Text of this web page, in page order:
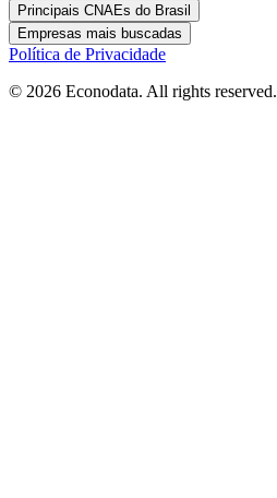
Principais CNAEs do Brasil
Empresas mais buscadas
Política de Privacidade
© 2026 Econodata. All rights reserved.